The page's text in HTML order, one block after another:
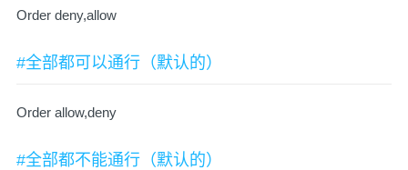
Order deny,allow
#全部都可以通行（默认的）
Order allow,deny
#全部都不能通行（默认的）